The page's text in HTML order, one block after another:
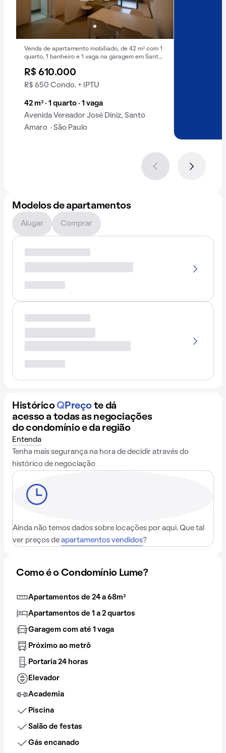
Venda de apartamento mobiliado, de 42 m² com 1
quarto, 1 banheiro e 1 vaga na garagem em Santo
R$ 610.000
R$ 650 Condo. + IPTU
42 m² · 1 quarto · 1 vaga
Avenida Vereador José Diniz, Santo
Amaro · São Paulo
Modelos de apartamentos
Alugar Comprar
Histórico QPreço te dá
acesso a todas as negociações
do condomínio e da região
Entenda
Tenha mais segurança na hora de decidir através do
histórico de negociação
Ainda não temos dados sobre locações por aqui. Que tal
ver preços de apartamentos vendidos?
Como é o Condomínio Lume?
Apartamentos de 24 a 68m²
Apartamentos de 1 a 2 quartos
Garagem com até 1 vaga
Próximo ao metrô
Portaria 24 horas
Elevador
Academia
Piscina
Salão de festas
Gás encanado